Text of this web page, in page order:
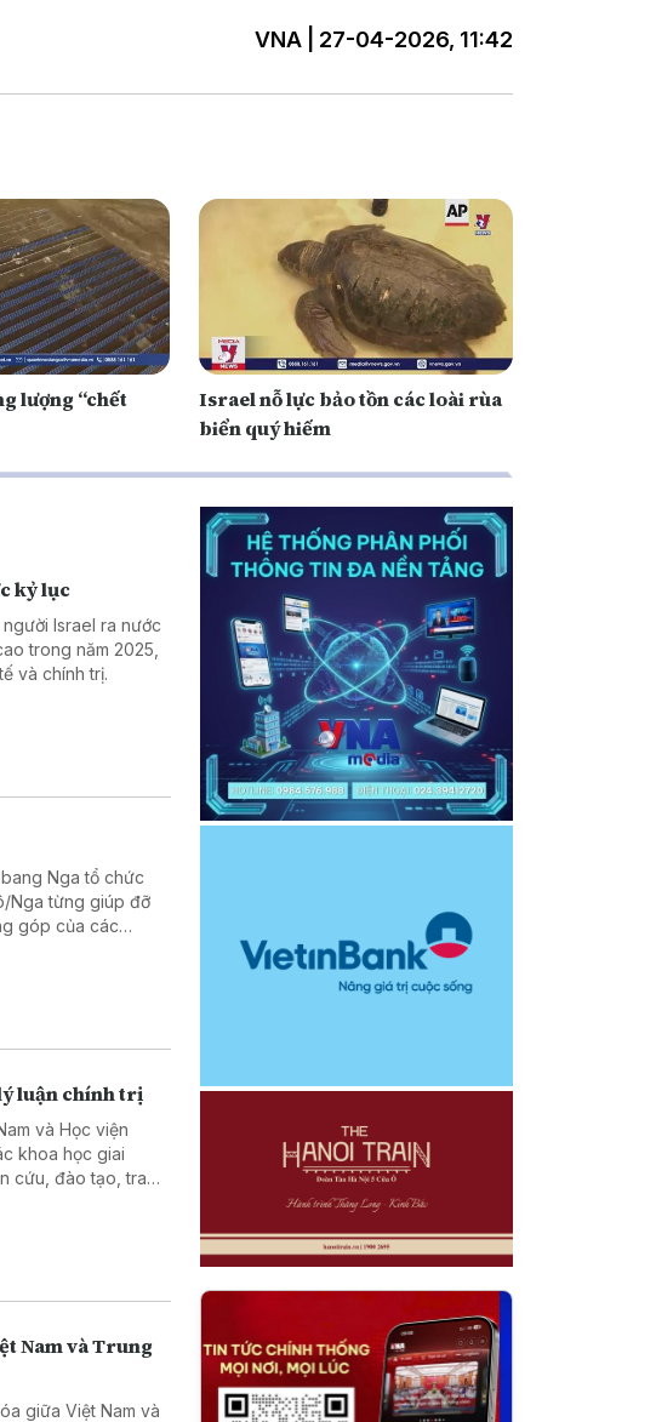
VNA | 27-04-2026, 11:42
lượng “chết
Israel nỗ lực bảo tồn các loài rùa
biển quý hiếm
kỷ lục
Israel ra nước
trong năm 2025,
và chính trị.
Nga tổ chức
Nga từng giúp đỡ
góp của các
luận chính trị
và Học viện
khoa học giai
cứu, đào tạo, trao
Nam và Trung
giữa Việt Nam và